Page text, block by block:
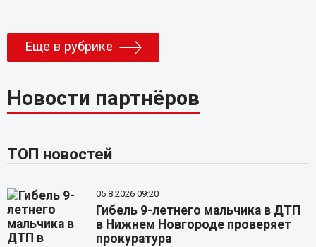
Еще в рубрике
Новости партнёров
ТОП новостей
05.8.2026 09:20
Гибель 9-летнего мальчика в ДТП
в Нижнем Новгороде проверяет
прокуратура